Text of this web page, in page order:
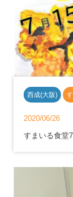
西成(大阪)
2020/06/26
すまいる食堂